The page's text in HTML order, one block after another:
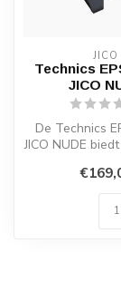
JICO
Technics
JICO
De Technics
JICO NUDE
...